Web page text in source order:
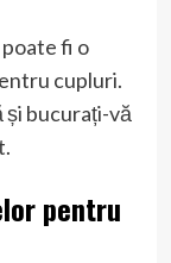
fi o
cupluri.
și bucurați-vă
pentru